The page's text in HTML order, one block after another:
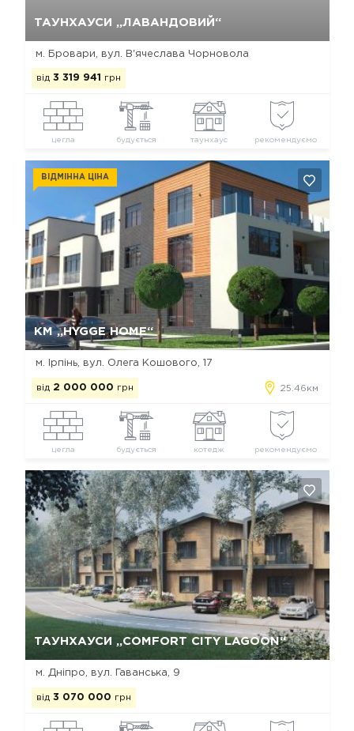
ТАУНХАУСИ „ЛАВАНДОВИЙ“
м. Бровари, вул. В'ячеслава Чорновола
від 3 319 941 грн
цегла будується таунхаус рекомендуємо
КМ „HYGGE HOME“
ВІДМІННА ЦІНА
м. Ірпінь, вул. Олега Кошового, 17
від 2 000 000 грн 25.46км
цегла будується котедж рекомендуємо
Так, видалити Відміна
ТАУНХАУСИ „COMFORT CITY LAGOON“
м. Дніпро, вул. Гаванська, 9
від 3 070 000 грн
Так, видалити